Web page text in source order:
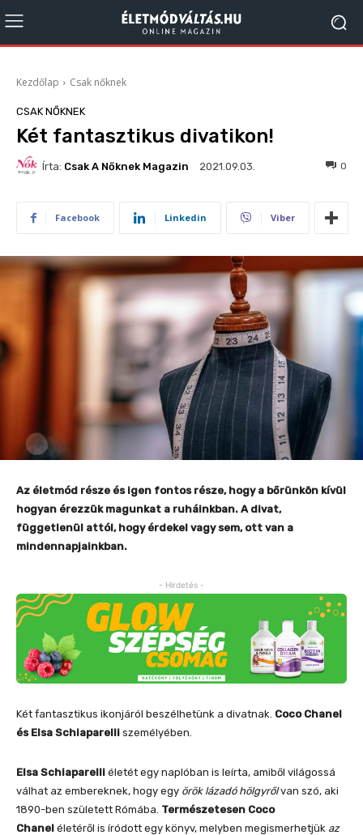
Kezdőlap Csak nőknek
CSAK NŐKNEK
Két fantasztikus divatikon!
Írta: Csak A Nőknek Magazin 2021.09.03. 0
Facebook Linkedin Viber
Az életmód része és igen fontos része, hogy a bőrünkön kívül
hogyan érezzük magunkat a ruháinkban. A divat,
függetlenül attól, hogy érdekel vagy sem, ott van a
mindennapjainkban.
- Hirdetés -
Két fantasztikus ikonjáról beszélhetünk a divatnak. Coco Chanel
és Elsa Schiaparelli személyében.
Elsa Schiaparelli életét egy naplóban is leírta, amiből világossá
válhat az embereknek, hogy egy örök lázadó hölgyrőlvan szó, aki
1890-ben született Rómába. Természetesen Coco
Chanel életéről is íródott egy könyv, melyben megismerhetjük az